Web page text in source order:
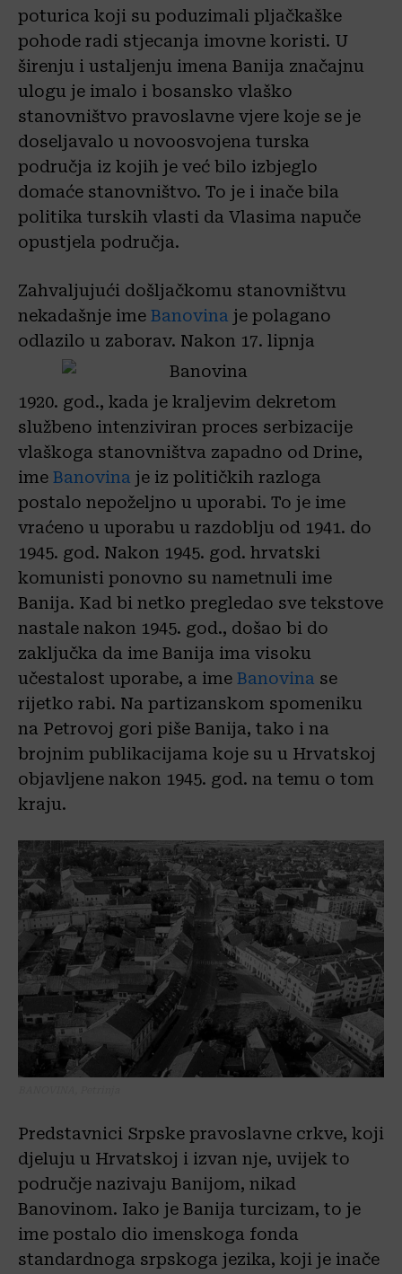
poturica koji su poduzimali pljačkaške
pohode radi stjecanja imovne koristi. U
širenju i ustaljenju imena Banija značajnu
ulogu je imalo i bosansko vlaško
stanovništvo pravoslavne vjere koje se je
doseljavalo u novoosvojena turska
područja iz kojih je već bilo izbjeglo
domaće stanovništvo. To je i inače bila
politika turskih vlasti da Vlasima napuče
opustjela područja.
Zahvaljujući došljačkomu stanovništvu
nekadašnje ime Banovina je polagano
odlazilo u zaborav. Nakon 17. lipnja
1920. god., kada je kraljevim dekretom
službeno intenziviran proces serbizacije
vlaškoga stanovništva zapadno od Drine,
ime Banovina je iz političkih razloga
postalo nepoželjno u uporabi. To je ime
vraćeno u uporabu u razdoblju od 1941. do
1945. god. Nakon 1945. god. hrvatski
komunisti ponovno su nametnuli ime
Banija. Kad bi netko pregledao sve tekstove
nastale nakon 1945. god., došao bi do
zaključka da ime Banija ima visoku
učestalost uporabe, a ime Banovina se
rijetko rabi. Na partizanskom spomeniku
na Petrovoj gori piše Banija, tako i na
brojnim publikacijama koje su u Hrvatskoj
objavljene nakon 1945. god. na temu o tom
kraju.
Predstavnici Srpske pravoslavne crkve, koji
djeluju u Hrvatskoj i izvan nje, uvijek to
područje nazivaju Banijom, nikad
Banovinom. Iako je Banija turcizam, to je
ime postalo dio imenskoga fonda
standardnoga srpskoga jezika, koji je inače